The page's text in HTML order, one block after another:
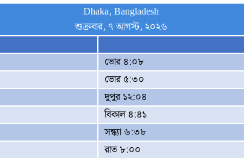
Dhaka, Bangladesh
শুক্রবার, ৭ আগস্ট, ২০২৬
ভোর ৪:০৮
ভোর ৫:৩০
দুপুর ১২:০৪
বিকাল ৪:৪১
সন্ধ্যা ৬:৩৮
রাত ৮:০০